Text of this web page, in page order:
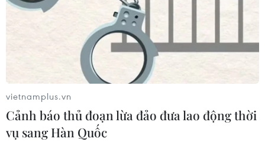
Phó Tổng Biên tập: NGUYỄN THỊ TÁM, KHÚC THANH
Quy định sử dụng
RSS
Hỗ trợ
Ngôn ngữ
Dịch vụ tin
Quảng cáo
vietnamplus.vn
Cảnh báo thủ đoạn lừa đảo đưa lao động thời
vụ sang Hàn Quốc